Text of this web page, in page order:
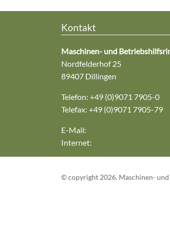
Kontakt
Maschinen- und
Nordfelderhof 25
89407 Dillingen
Telefon: +49 (0)9071 7905-0
Telefax: +49 (0)9071 7905-79
E-Mail:
Internet:
© copyright 2026. Maschinen-